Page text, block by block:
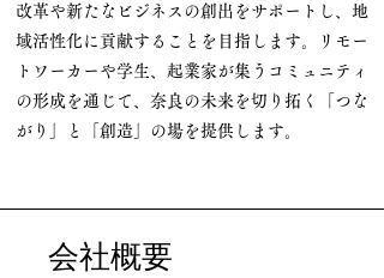
改革や新たなビジネスの創出をサポートし、地
域活性化に貢献することを目指します。リモー
トワーカーや学生、起業家が集うコミュニティ
の形成を通じて、奈良の未来を切り拓く「つな
がり」と「創造」の場を提供します。
会社概要